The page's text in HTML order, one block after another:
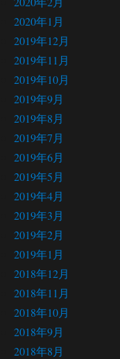
2020年1月
2019年12月
2019年11月
2019年10月
2019年9月
2019年8月
2019年7月
2019年6月
2019年5月
2019年4月
2019年3月
2019年2月
2019年1月
2018年12月
2018年11月
2018年10月
2018年9月
2018年8月